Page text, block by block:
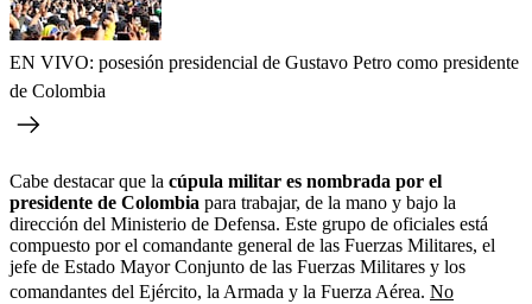
EN VIVO: posesión presidencial de Gustavo Petro como presidente
de Colombia
Cabe destacar que la cúpula militar es nombrada por el
presidente de Colombia para trabajar, de la mano y bajo la
dirección del Ministerio de Defensa. Este grupo de oficiales está
compuesto por el comandante general de las Fuerzas Militares, el
jefe de Estado Mayor Conjunto de las Fuerzas Militares y los
comandantes del Ejército, la Armada y la Fuerza Aérea. No